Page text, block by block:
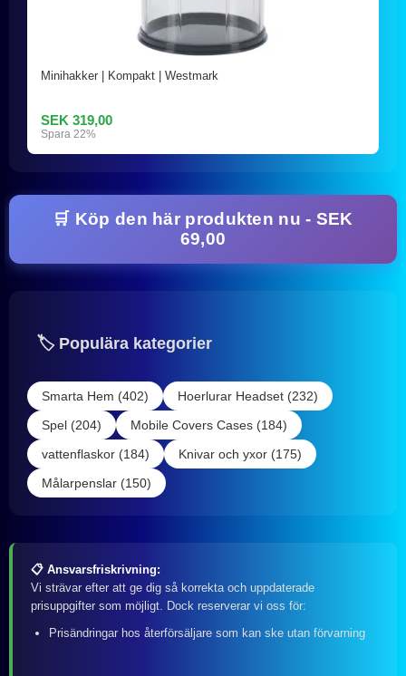
Minihakker | Kompakt | Westmark
SEK 319,00
Spara 22%
🛒 Köp den här produkten nu - SEK
69,00
🏷️ Populära kategorier
Smarta Hem (402)
Hoerlurar Headset (232)
Spel (204)
Mobile Covers Cases (184)
vattenflaskor (184)
Knivar och yxor (175)
Målarpenslar (150)
📋 Ansvarsfriskrivning:
Vi strävar efter att ge dig så korrekta och uppdaterade
prisuppgifter som möjligt. Dock reserverar vi oss för:
Prisändringar hos återförsäljare som kan ske utan förvarning